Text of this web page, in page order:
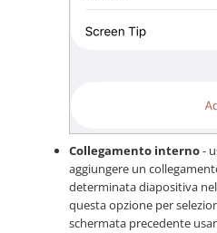
Collegamento interno-
aggiungere un
determinata diapositiva
questa opzione per
schermata precedente